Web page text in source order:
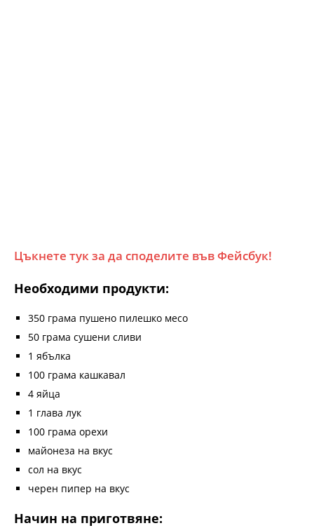
Цъкнете тук за да споделите във Фейсбук!
Необходими продукти:
350 грама пушено пилешко месо
50 грама сушени сливи
1 ябълка
100 грама кашкавал
4 яйца
1 глава лук
100 грама орехи
майонеза на вкус
сол на вкус
черен пипер на вкус
Начин на приготвяне: